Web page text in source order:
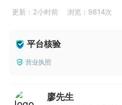
更新：2小时前 浏览：9814次
平台核验
营业执照
廖先生